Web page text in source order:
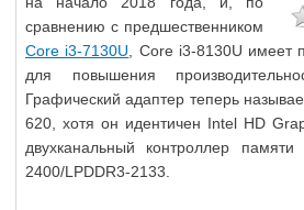
сравнению с предшественником
Core i3-7130U , Core i3-8130U имеет
для повышения
Графический адаптер теперь
620, хотя он идентичен Intel HD
двухканальный контроллер
2400/LPDDR3-2133.